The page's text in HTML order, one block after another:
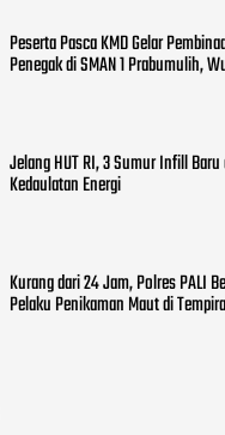
Peserta Pasca KMD Gelar
Penegak di SMAN 1 Prabumulih,
Jelang HUT RI, 3 Sumur Infill
Kedaulatan Energi
Kurang dari 24 Jam, Polres PALI
Pelaku Penikaman Maut di